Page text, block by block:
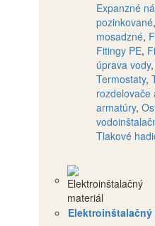
Expanzné
pozinkované,
mosadzné,
Fitingy PE,
úprava vody,
Termostaty,
rozdelovače
armatúry,
Tlakové
Elektroinštalačný